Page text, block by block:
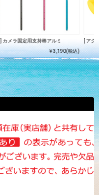
] カメラ固定用支持棒アルミ
￥3,190(税込)
[ アク